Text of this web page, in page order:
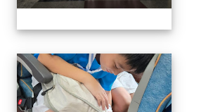
113學生